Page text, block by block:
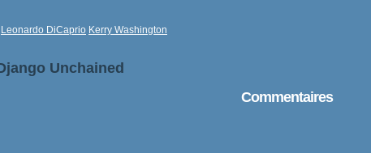
Leonardo DiCaprio Kerry Washington
Unchained
Commentaires